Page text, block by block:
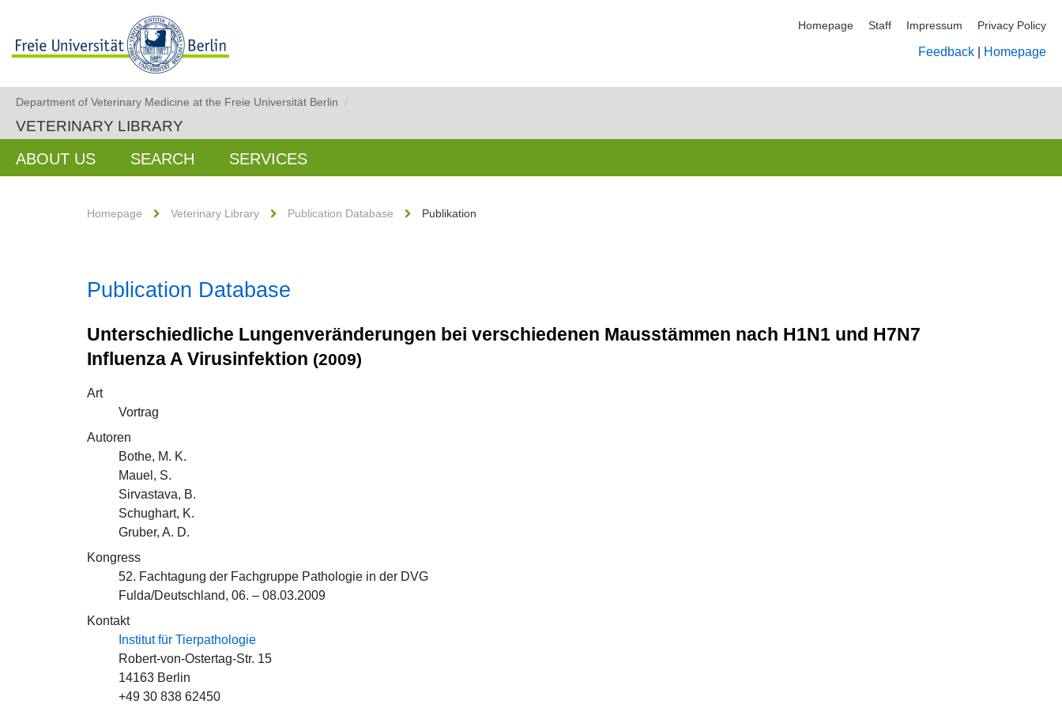
Homepage Staff Impressum Privacy Policy
Feedback Homepage
Department of Veterinary Medicine at the Freie Universität Berlin /
VETERINARY LIBRARY
ABOUT US SEARCH SERVICES
Homepage Veterinary Library Publication Database Publikation
Publication Database
Unterschiedliche Lungenveränderungen bei verschiedenen Mausstämmen nach H1N1 und H7N7
Influenza A Virusinfektion (2009)
Art
Vortrag
Autoren
Bothe, M. K.
Mauel, S.
Sirvastava, B.
Schughart, K.
Gruber, A. D.
Kongress
52. Fachtagung der Fachgruppe Pathologie in der DVG
Fulda/Deutschland, 06. – 08.03.2009
Kontakt
Institut für Tierpathologie
Robert-von-Ostertag-Str. 15
14163 Berlin
+49 30 838 62450